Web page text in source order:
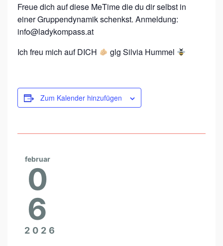
Freue dich auf diese MeTime die du dir selbst in
einer Gruppendynamik schenkst. Anmeldung:
info@ladykompass.at
Ich freu mich auf DICH
glg Silvia Hummel
Zum Kalender hinzufügen
februar
0
6
2026